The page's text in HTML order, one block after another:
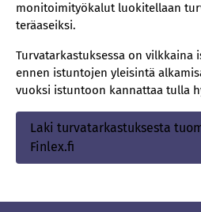
monitoimityökalut luokitellaan
teräaseiksi.
Turvatarkastuksessa on vilkkaina
ennen istuntojen yleisintä
vuoksi istuntoon kannattaa tulla
Laki turvatarkastuksesta
Finlex.fi